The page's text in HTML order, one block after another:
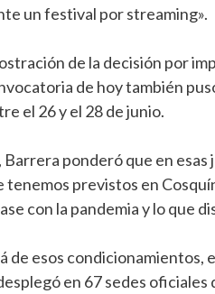
un festival por streaming».
de la decisión por
de hoy también
el 26 y el 28 de junio.
ponderó que en esas
tenemos previstos en
con la pandemia y lo que
de esos
en 67 sedes